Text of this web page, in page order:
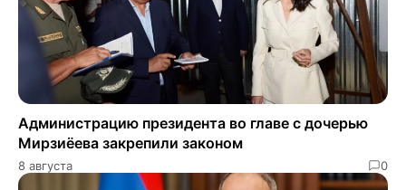
Администрацию президента во главе с дочерью
Мирзиёева закрепили законом
8 августа 0